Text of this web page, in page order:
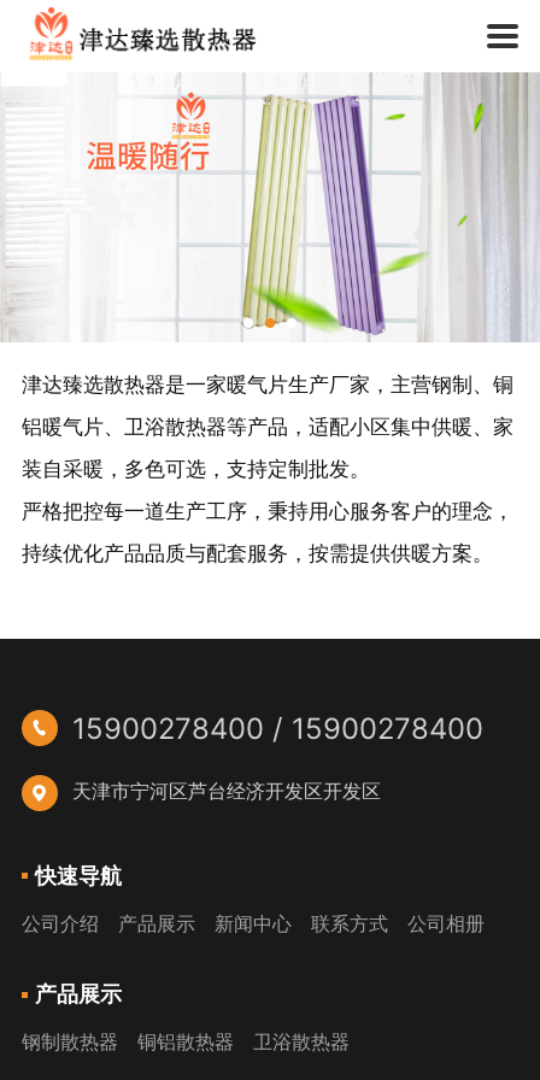
企业概况
公司介绍
一站式采暖产品供应商
津达臻选散热器是一家暖气片生产厂家，主营钢制、铜
铝暖气片、卫浴散热器等产品，适配小区集中供暖、家
装自采暖，多色可选，支持定制批发。
严格把控每一道生产工序，秉持用心服务客户的理念，
持续优化产品品质与配套服务， 按需提供供暖方案。
 15900278400 / 15900278400
 天津市宁河区芦台经济开发区开发区
快速导航
公司介绍 产品展示 新闻中心 联系方式 公司相册
产品展示
钢制散热器 铜铝散热器 卫浴散热器